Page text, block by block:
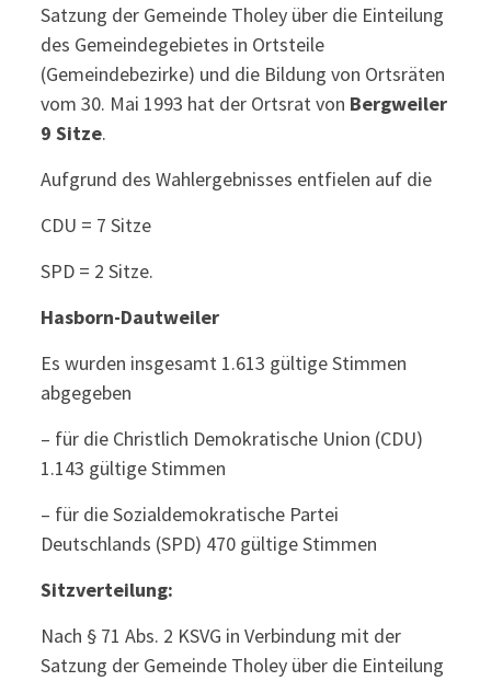
Satzung der Gemeinde Tholey über die Einteilung
des Gemeindegebietes in Ortsteile
(Gemeindebezirke) und die Bildung von Ortsräten
vom 30. Mai 1993 hat der Ortsrat von Bergweiler
9 Sitze.
Aufgrund des Wahlergebnisses entfielen auf die
CDU = 7 Sitze
SPD = 2 Sitze.
Hasborn-Dautweiler
Es wurden insgesamt 1.613 gültige Stimmen
abgegeben
– für die Christlich Demokratische Union (CDU)
1.143 gültige Stimmen
– für die Sozialdemokratische Partei
Deutschlands (SPD) 470 gültige Stimmen
Sitzverteilung:
Nach § 71 Abs. 2 KSVG in Verbindung mit der
Satzung der Gemeinde Tholey über die Einteilung